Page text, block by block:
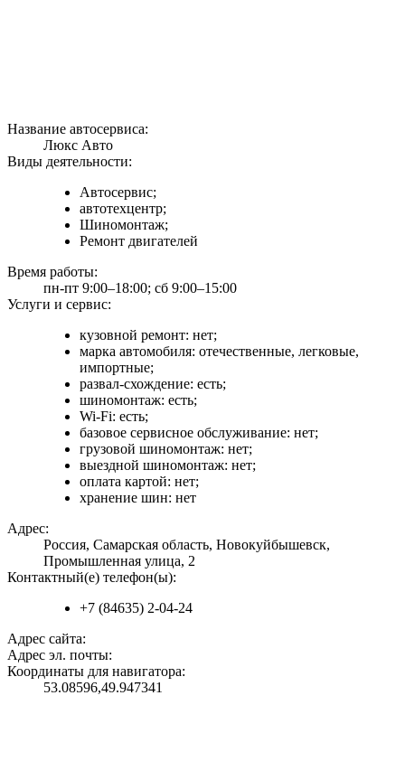
Название автосервиса:
Люкс Авто
Виды деятельности:
Автосервис;
автотехцентр;
Шиномонтаж;
Ремонт двигателей
Время работы:
пн-пт 9:00–18:00; сб 9:00–15:00
Услуги и сервис:
кузовной ремонт: нет;
марка автомобиля: отечественные, легковые,
импортные;
развал-схождение: есть;
шиномонтаж: есть;
Wi-Fi: есть;
базовое сервисное обслуживание: нет;
грузовой шиномонтаж: нет;
выездной шиномонтаж: нет;
оплата картой: нет;
хранение шин: нет
Адрес:
Россия, Самарская область, Новокуйбышевск,
Промышленная улица, 2
Контактный(е) телефон(ы):
+7 (84635) 2-04-24
Адрес сайта:
Адрес эл. почты:
Координаты для навигатора:
53.08596,49.947341